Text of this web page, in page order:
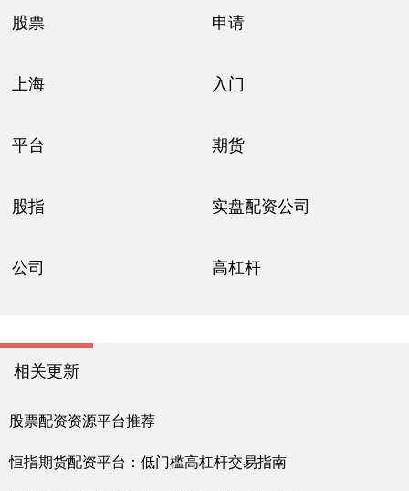
股票 申请
上海 入门
平台 期货
股指 实盘配资公司
公司 高杠杆
相关更新
股票配资资源平台推荐
恒指期货配资平台：低门槛高杠杆交易指南